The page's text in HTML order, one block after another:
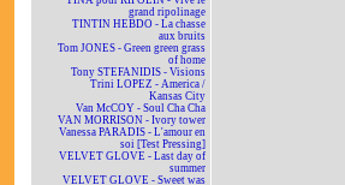
grand ripolinage
TINTIN HEBDO - La chasse
aux bruits
Tom JONES - Green green grass
of home
Tony STEFANIDIS - Visions
Trini LOPEZ - America /
Kansas City
Van McCOY - Soul Cha Cha
VAN MORRISON - Ivory tower
Vanessa PARADIS - L'amour en
soi [Test Pressing]
VELVET GLOVE - Last day of
summer
VELVET GLOVE - Sweet was